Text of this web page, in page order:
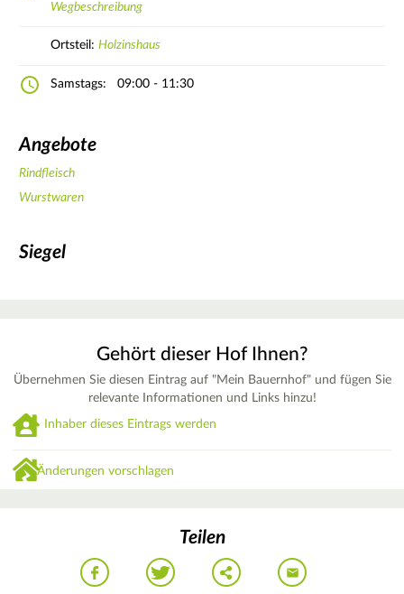
Wegbeschreibung
Ortsteil: Holzinshaus
Samstags: 09:00 - 11:30
Angebote
Rindfleisch
Wurstwaren
Siegel
Gehört dieser Hof Ihnen?
Übernehmen Sie diesen Eintrag auf "Mein Bauernhof" und fügen Sie
relevante Informationen und Links hinzu!
Inhaber dieses Eintrags werden
Änderungen vorschlagen
Teilen